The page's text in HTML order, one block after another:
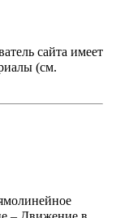
сайта имеет
(см.